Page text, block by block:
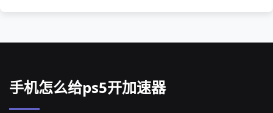
手机怎么给ps5开加速器